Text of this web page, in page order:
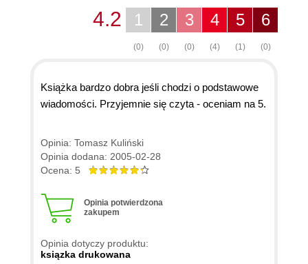
6
(0)
5
(1)
4
(4)
3
(0)
2
(0)
1
(0)
4.2
Książka bardzo dobra jeśli chodzi o podstawowe
wiadomości. Przyjemnie się czyta - oceniam na 5.
Opinia: Tomasz Kuliński
Opinia dodana: 2005-02-28
Ocena: 5
Opinia potwierdzona
zakupem
Opinia dotyczy produktu:
ksiązka drukowana